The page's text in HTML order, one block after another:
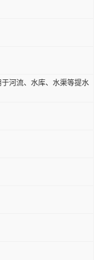
河流、水库、水渠等提水